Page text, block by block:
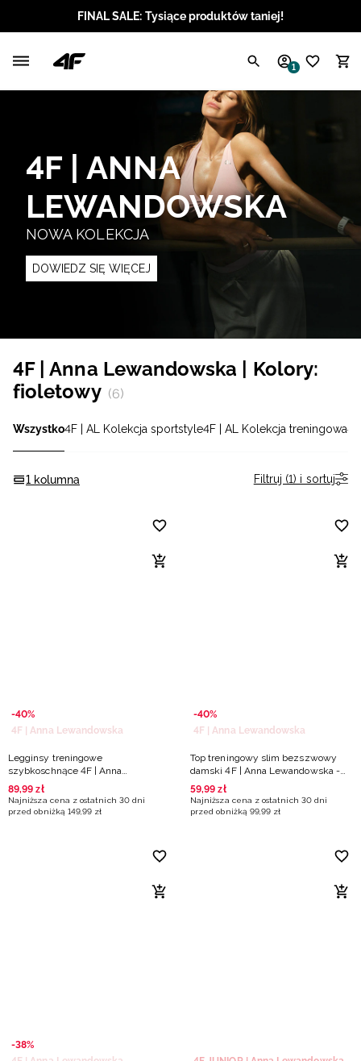
FINAL SALE: Tysiące produktów taniej!
1
4F | ANNA
LEWANDOWSKA
NOWA KOLEKCJA
DOWIEDZ SIĘ WIĘCEJ
4F | Anna Lewandowska | Kolory:
fioletowy (6)
Wszystko4F | AL Kolekcja sportstyle4F | AL Kolekcja treningowa
1 kolumna Filtruj (1) i sortuj
-40%
4F | Anna Lewandowska
Legginsy treningowe
szybkoschnące 4F | Anna
Lewandowska - fioletowe
89,99 zł
Najniższa cena z ostatnich 30 dni
przed obniżką 149,99 zł
-40%
4F | Anna Lewandowska
Top treningowy slim bezszwowy
damski 4F | Anna Lewandowska -
fioletowy
59,99 zł
Najniższa cena z ostatnich 30 dni
przed obniżką 99,99 zł
-38%
Angielski / USD
Angielski / GBP
Chorwacki / EUR
Czeski / CZK
Łotewski / EUR
Niemiecki / EUR